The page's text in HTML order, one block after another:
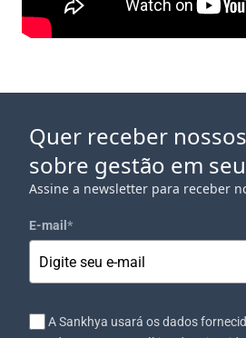
Quer receber
sobre gestão em
Assine a newsletter para receber
E-mail *
A Sankhya usará os dados